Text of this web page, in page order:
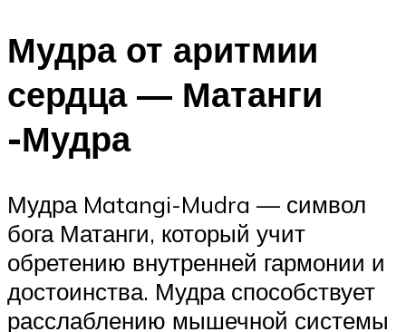
Мудра от аритмии
сердца — Матанги
-Мудра
Мудра Matangi-Mudra — символ
бога Матанги, который учит
обретению внутренней гармонии и
достоинства. Мудра способствует
расслаблению мышечной системы